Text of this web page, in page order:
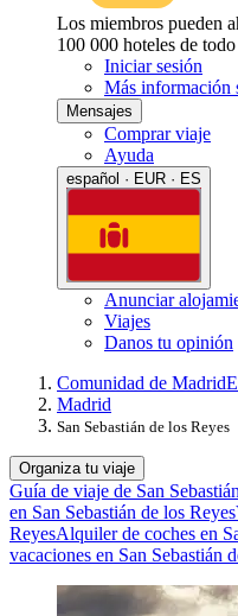
Los miembros pueden
100 000 hoteles de
Iniciar sesión
Más información
Mensajes
Comprar viaje
Ayuda
español · EUR · ES
Anunciar
Viajes
Danos tu opinión
Comunidad de Madrid
Madrid
San Sebastián de los Reyes
Organiza tu viaje
Guía de viaje de San
en San Sebastián de los Reyes
ReyesAlquiler de coches en
vacaciones en San Sebastián